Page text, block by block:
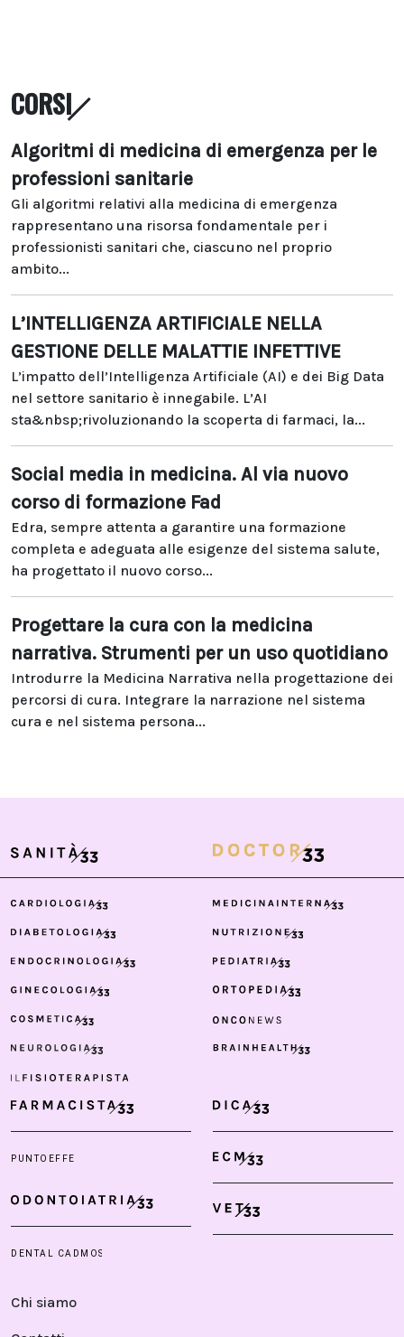
CORSI
Algoritmi di medicina di emergenza per le
professioni sanitarie
Gli algoritmi relativi alla medicina di emergenza
rappresentano una risorsa fondamentale per i
professionisti sanitari che, ciascuno nel proprio
ambito...
L’INTELLIGENZA ARTIFICIALE NELLA
GESTIONE DELLE MALATTIE INFETTIVE
L’impatto dell’Intelligenza Artificiale (AI) e dei Big Data
nel settore sanitario è innegabile. L’AI
sta&nbsp;rivoluzionando la scoperta di farmaci, la...
Social media in medicina. Al via nuovo
corso di formazione Fad
Edra, sempre attenta a garantire una formazione
completa e adeguata alle esigenze del sistema salute,
ha progettato il nuovo corso...
Progettare la cura con la medicina
narrativa. Strumenti per un uso quotidiano
Introdurre la Medicina Narrativa nella progettazione dei
percorsi di cura. Integrare la narrazione nel sistema
cura e nel sistema persona...
Chi siamo